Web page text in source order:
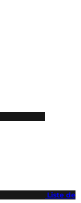
Liste de